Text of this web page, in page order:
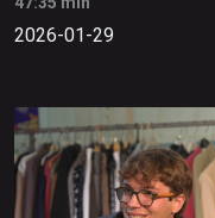
2026-01-29